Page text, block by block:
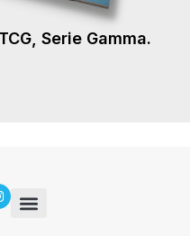
Serie Gamma.